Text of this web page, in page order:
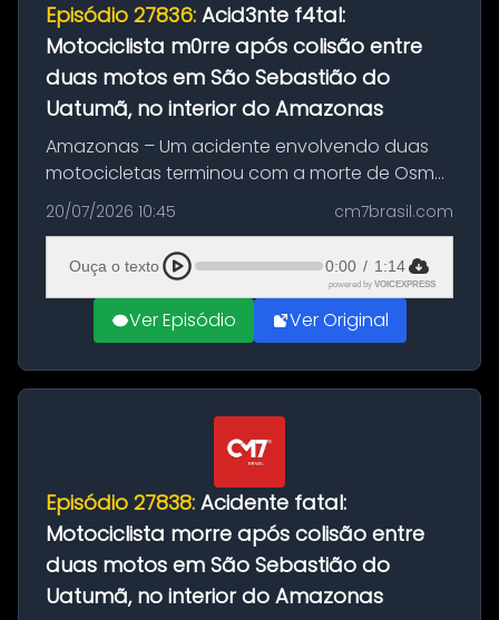
Episódio 27836: Acid3nte f4tal:
Motociclista m0rre após colisão entre
duas motos em São Sebastião do
Uatumã, no interior do Amazonas
Amazonas – Um acidente envolvendo duas
motocicletas terminou com a morte de Osmar
Figueiredo de Souza, de 38 anos, no município
de São Sebastião do Uatumã, no interior do
Amazonas. A colisão ocorreu n...
20/07/2026 10:45 cm7brasil.com
Ouça o texto 0:00 / 1:14
powered by VOICEXPRESS
Ver Episódio Ver Original
Episódio 27838: Acidente fatal:
Motociclista morre após colisão entre
duas motos em São Sebastião do
Uatumã, no interior do Amazonas